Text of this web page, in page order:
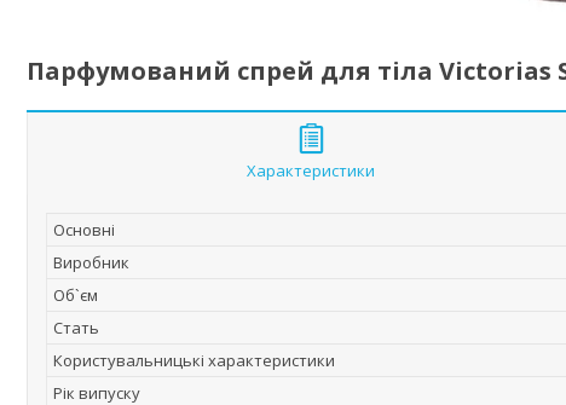
Парфумований спрей для тіла Victorias
Характеристики
Основні
Виробник
Об`єм
Стать
Користувальницькі характеристики
Рік випуску